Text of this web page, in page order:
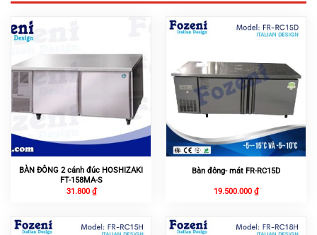
BÀN ĐÔNG 2 cánh đúc HOSHIZAKI
FT-158MA-S
31.800 ₫
Bàn đông- mát FR-RC15D
19.500.000 ₫